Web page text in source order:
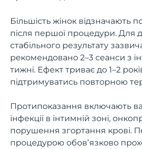
Більшість жінок відзначають
після першої процедури. Для
стабільного результату
рекомендовано 2–3 сеанси з
тижні. Ефект триває до 1–2
підтримуватись повторною
Протипоказання включають
інфекції в інтимній зоні,
порушення згортання крові.
процедурою обовʼязково